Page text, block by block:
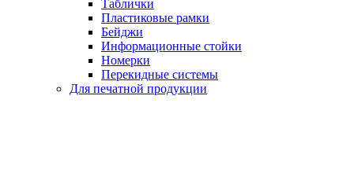
Таблички
Пластиковые рамки
Бейджи
Информационные стойки
Номерки
Перекидные системы
Для печатной продукции